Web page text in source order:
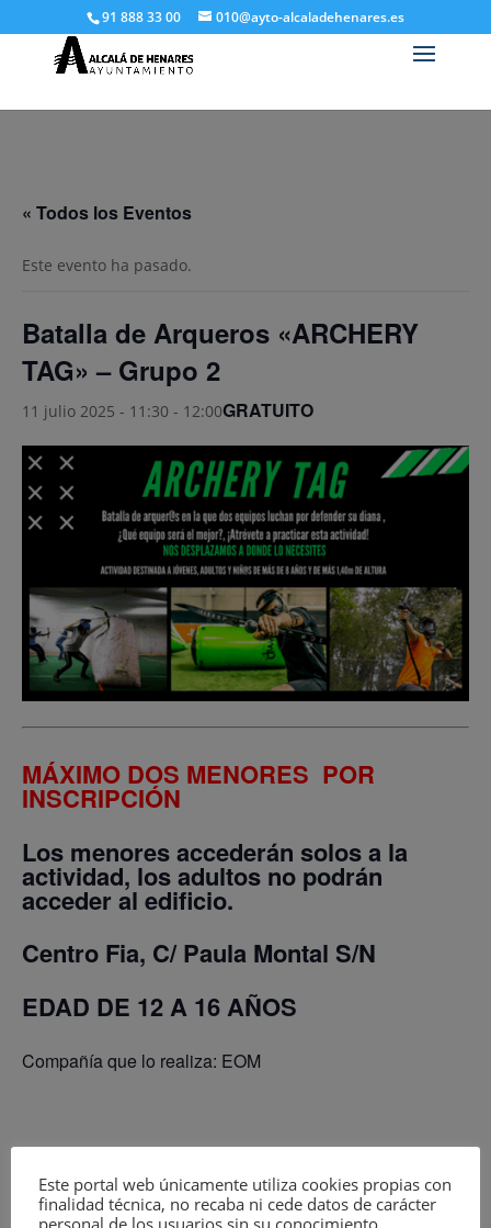
91 888 33 00 010@ayto-alcaladehenares.es
« Todos los Eventos
Este evento ha pasado.
Batalla de Arqueros «ARCHERY
TAG» – Grupo 2
11 julio 2025 - 11:30 - 12:00GRATUITO
MÁXIMO DOS MENORES POR
INSCRIPCIÓN
Los menores accederán solos a la
actividad, los adultos no podrán
acceder al edificio.
Centro Fia, C/ Paula Montal S/N
EDAD DE 12 A 16 AÑOS
Compañía que lo realiza: EOM
Este portal web únicamente utiliza cookies propias con
finalidad técnica, no recaba ni cede datos de carácter
personal de los usuarios sin su conocimiento.